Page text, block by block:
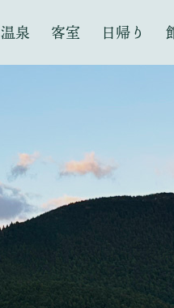
温泉 客室 日帰り